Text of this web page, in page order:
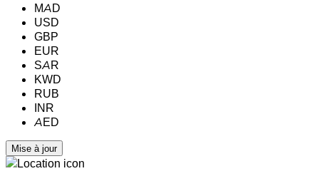
MAD
USD
GBP
EUR
SAR
KWD
RUB
INR
AED